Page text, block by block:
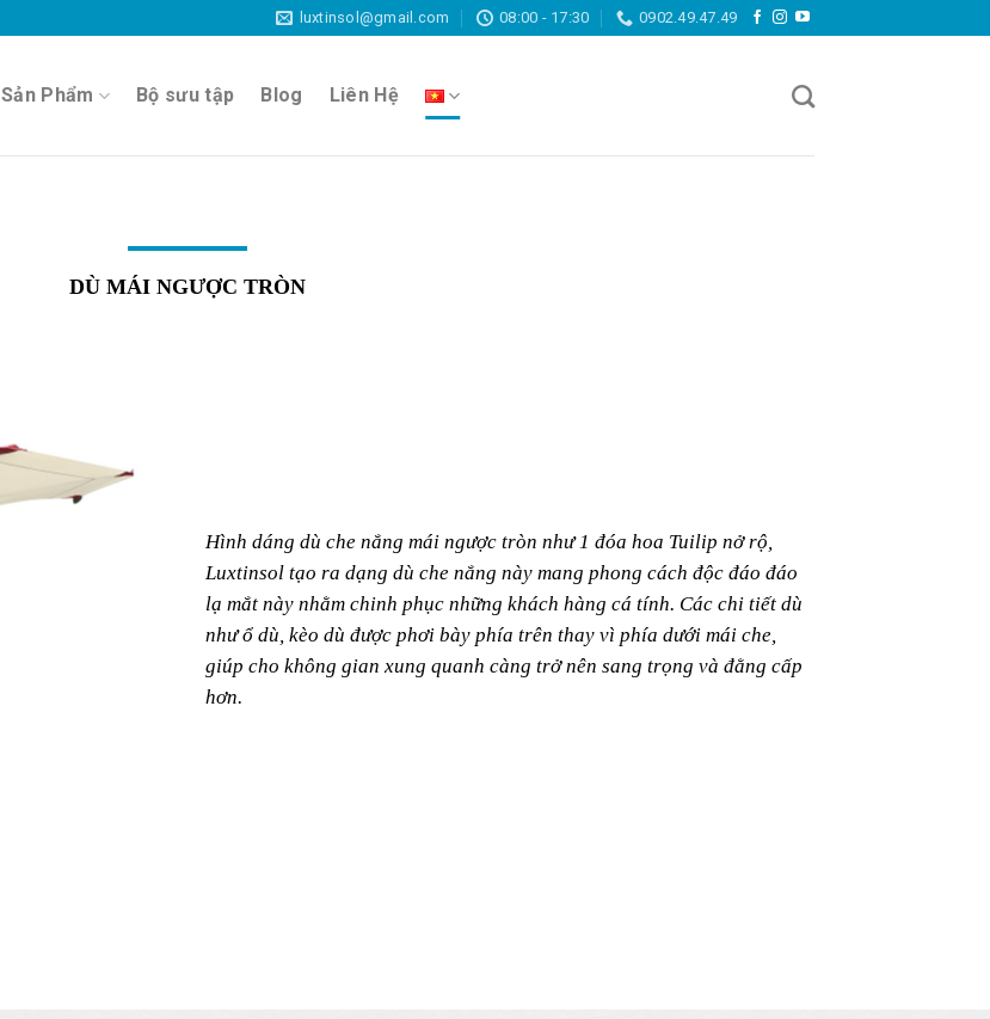
luxtinsol@gmail.com 08:00 - 17:30 0902.49.47.49
Sản Phẩm Bộ sưu tập Blog Liên Hệ
DÙ MÁI NGƯỢC TRÒN
Hình dáng dù che nắng mái ngược tròn như 1 đóa hoa Tuilip nở rộ,
Luxtinsol tạo ra dạng dù che nắng này mang phong cách độc đáo đáo
lạ mắt này nhằm chinh phục những khách hàng cá tính. Các chi tiết dù
như ổ dù, kèo dù được phơi bày phía trên thay vì phía dưới mái che,
giúp cho không gian xung quanh càng trở nên sang trọng và đằng cấp
hơn.